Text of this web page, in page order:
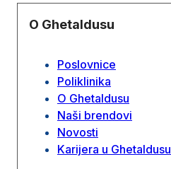
O Ghetaldusu
Poslovnice
Poliklinika
O Ghetaldusu
Naši brendovi
Novosti
Karijera u Ghetaldusu